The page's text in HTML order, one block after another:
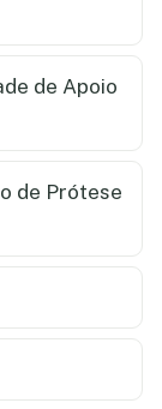
de Apoio
de Prótese